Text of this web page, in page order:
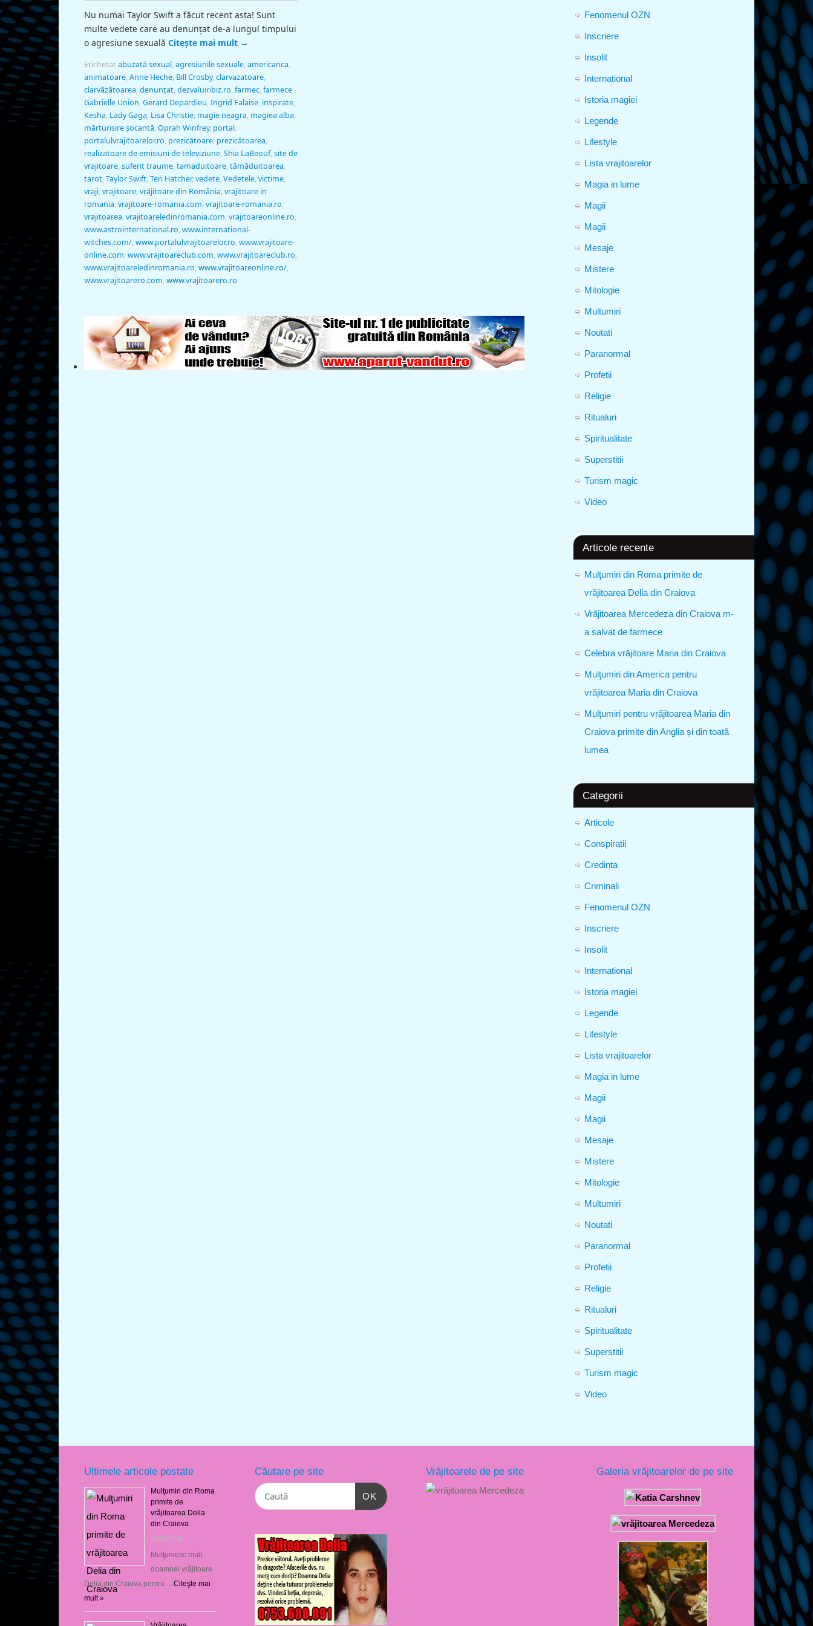
Nu numai Taylor Swift a făcut recent asta! Sunt
multe vedete care au denunţat de-a lungul timpului
o agresiune sexuală Citește mai mult →
Etichetat abuzată sexual,agresiunile sexuale,americanca,
animatoare,Anne Heche, Bill Crosby,clarvazatoare,
clarvăzătoarea,denunţat,dezvaluiribiz.ro,farmec,farmece,
Gabrielle Union,Gerard Depardieu,Ingrid Falaise, inspirate,
Kesha, Lady Gaga, Lisa Christie, magie neagra, magiea alba,
mărturisire şocantă,Oprah Winfrey, portal,
portalulvrajitoarelor.ro, prezicătoare, prezicătoarea,
realizatoare de emisiuni de televiziune,Shia LaBeouf,site de
vrajitoare,suferit traume,tamaduitoare,tămăduitoarea,
tarot,Taylor Swift,Teri Hatcher,vedete,Vedetele,victime,
vraji,vrajitoare,vrăjitoare din România,vrajitoare in
romania,vrajitoare-romania.com,vrajitoare-romania.ro,
vrajitoarea,vrajitoareledinromania.com,vrajitoareonline.ro,
www.astrointernational.ro,www.international-
witches.com/,www.portalulvrajitoarelor.ro,www.vrajitoare-
online.com,www.vrajitoareclub.com,www.vrajitoareclub.ro,
www.vrajitoareledinromania.ro,www.vrajitoareonline.ro/,
www.vrajitoarero.com,www.vrajitoarero.ro
Fenomenul OZN
Inscriere
Insolit
International
Istoria magiei
Legende
Lifestyle
Lista vrajitoarelor
Magia in lume
Magii
Magii
Mesaje
Mistere
Mitologie
Multumiri
Noutati
Paranormal
Profetii
Religie
Ritualuri
Spiritualitate
Superstitii
Turism magic
Video
Articole recente
Mulţumiri din Roma primite de
vrăjitoarea Delia din Craiova
Vrăjitoarea Mercedeza din Craiova m-
a salvat de farmece
Celebra vrăjitoare Maria din Craiova
Mulţumiri din America pentru
vrăjitoarea Maria din Craiova
Mulţumiri pentru vrăjitoarea Maria din
Craiova primite din Anglia și din toată
lumea
Categorii
Articole
Conspiratii
Credinta
Criminali
Fenomenul OZN
Inscriere
Insolit
International
Istoria magiei
Legende
Lifestyle
Lista vrajitoarelor
Magia in lume
Magii
Magii
Mesaje
Mistere
Mitologie
Multumiri
Noutati
Paranormal
Profetii
Religie
Ritualuri
Spiritualitate
Superstitii
Turism magic
Video
Ultimele articole postate
Mulţumiri din Roma
primite de
vrăjitoarea Delia
din Craiova
06/08/2026
Mulţumesc mult
doamnei vrăjitoare
Delia din Craiova pentru … Citeşte mai
mult »
Căutare pe site
OK
Vrăjitoarele de pe site Galeria vrăjitoarelor de pe site